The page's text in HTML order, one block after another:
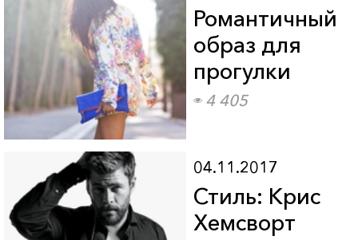
Романтичный
образ для
прогулки
4 405
04.11.2017
Стиль: Крис
Хемсворт